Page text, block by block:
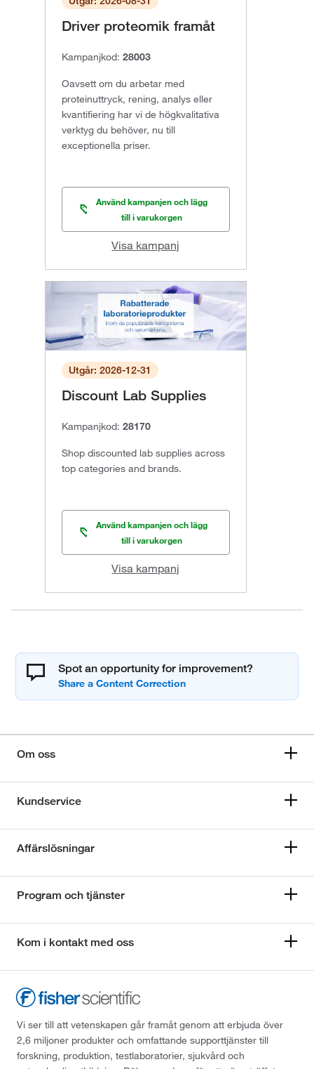
Driver proteomik framåt
Kampanjkod: 28003
Oavsett om du arbetar med
proteinuttryck, rening, analys eller
kvantifiering har vi de högkvalitativa
verktyg du behöver, nu till
exceptionella priser.
Använd kampanjen och lägg
till i varukorgen
Visa kampanj
Utgår: 2026-12-31
Discount Lab Supplies
Kampanjkod: 28170
Shop discounted lab supplies across
top categories and brands.
Använd kampanjen och lägg
till i varukorgen
Visa kampanj
Spot an opportunity for improvement?
Om oss
Kundservice
Affärslösningar
Program och tjänster
Kom i kontakt med oss
Vi ser till att vetenskapen går framåt genom att erbjuda över
2,6 miljoner produkter och omfattande supporttjänster till
forskning, produktion, testlaboratorier, sjukvård och